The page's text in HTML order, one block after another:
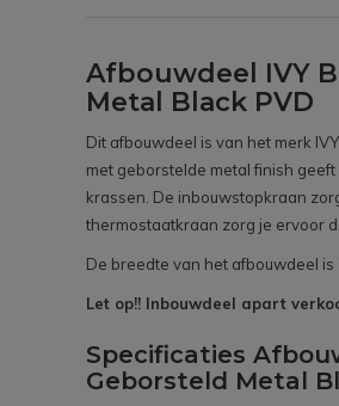
Afbouwdeel IVY
Metal Black PVD
Dit afbouwdeel is van het merk
met geborstelde metal finish
krassen. De inbouwstopkraan
thermostaatkraan zorg je ervoor
De breedte van het afbouwdeel
Let op!! Inbouwdeel apart
Specificaties
Geborsteld Metal